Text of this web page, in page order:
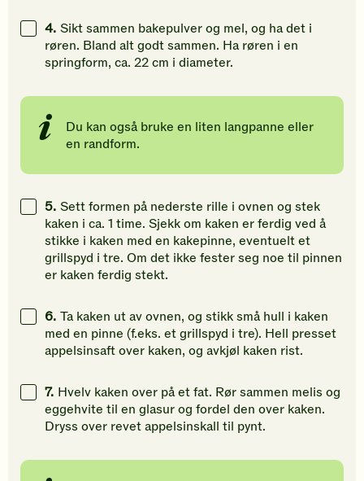
4. Sikt sammen bakepulver og mel, og ha det i
røren. Bland alt godt sammen. Ha røren i en
springform, ca. 22 cm i diameter.
Du kan også bruke en liten langpanne eller
en randform.
5. Sett formen på nederste rille i ovnen og stek
kaken i ca. 1 time. Sjekk om kaken er ferdig ved å
stikke i kaken med en kakepinne, eventuelt et
grillspyd i tre. Om det ikke fester seg noe til pinnen
er kaken ferdig stekt.
6. Ta kaken ut av ovnen, og stikk små hull i kaken
med en pinne (f.eks. et grillspyd i tre). Hell presset
appelsinsaft over kaken, og avkjøl kaken rist.
7. Hvelv kaken over på et fat. Rør sammen melis og
eggehvite til en glasur og fordel den over kaken.
Dryss over revet appelsinskall til pynt.